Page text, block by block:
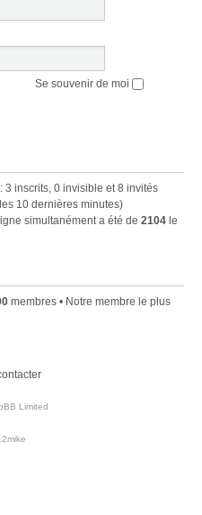
Se souvenir de moi
3 inscrits, 0 invisible et 8 invités
10 dernières minutes)
simultanément a été de 2104 le
membres • Notre membre le plus
Limited